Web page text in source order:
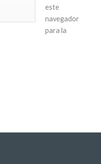
este
navegador
para la